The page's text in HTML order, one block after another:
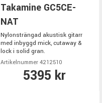
Takamine GC5CE-
NAT
Nylonsträngad akustisk gitarr
med inbyggd mick, cutaway &
lock i solid gran.
Artikelnummer 4212510
5395 kr